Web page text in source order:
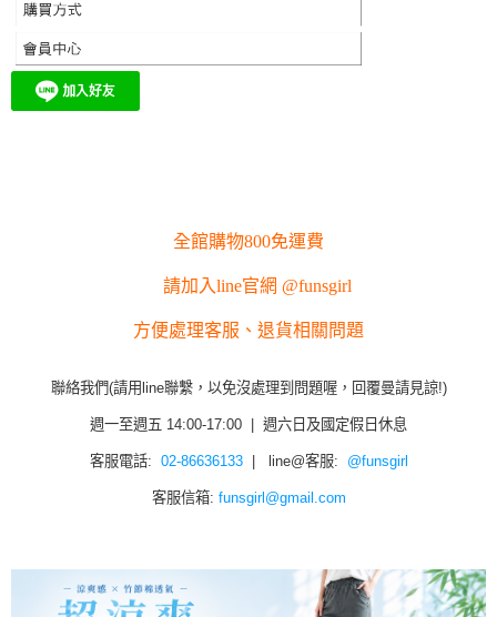
全館購物800免運費
請加入line官網 @funsgirl
方便處理客服、退貨相關問題
聯絡我們(請用line聯繫，以免沒處理到問題喔，回覆曼請見諒!)
週一至週五 14:00-17:00 | 週六日及國定假日休息
客服電話: 02-86636133| line@客服: @funsgirl
客服信箱: funsgirl@gmail.com